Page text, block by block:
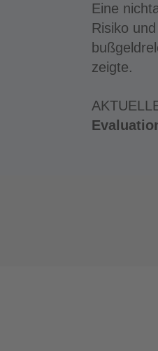
Eine
Risiko
zeigte.